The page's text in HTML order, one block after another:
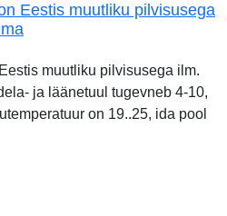
Eestis muutliku pilvisusega
muutliku pilvisusega ilm.
ja läänetuul tugevneb 4-10,
on 19..25, ida pool